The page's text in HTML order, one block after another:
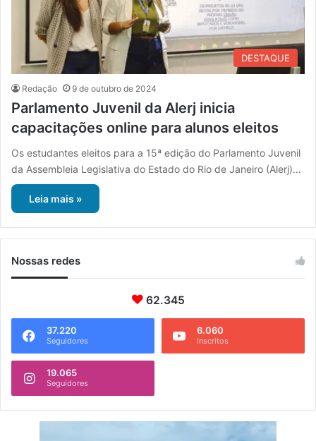
DESTAQUE
Redação 9 de outubro de 2024
Parlamento Juvenil da Alerj inicia
capacitações online para alunos eleitos
Os estudantes eleitos para a 15ª edição do Parlamento Juvenil
da Assembleia Legislativa do Estado do Rio de Janeiro (Alerj)…
Leia mais »
Nossas redes
62.345
37.220
Seguidores
6.060
Inscritos
19.065
Seguidores